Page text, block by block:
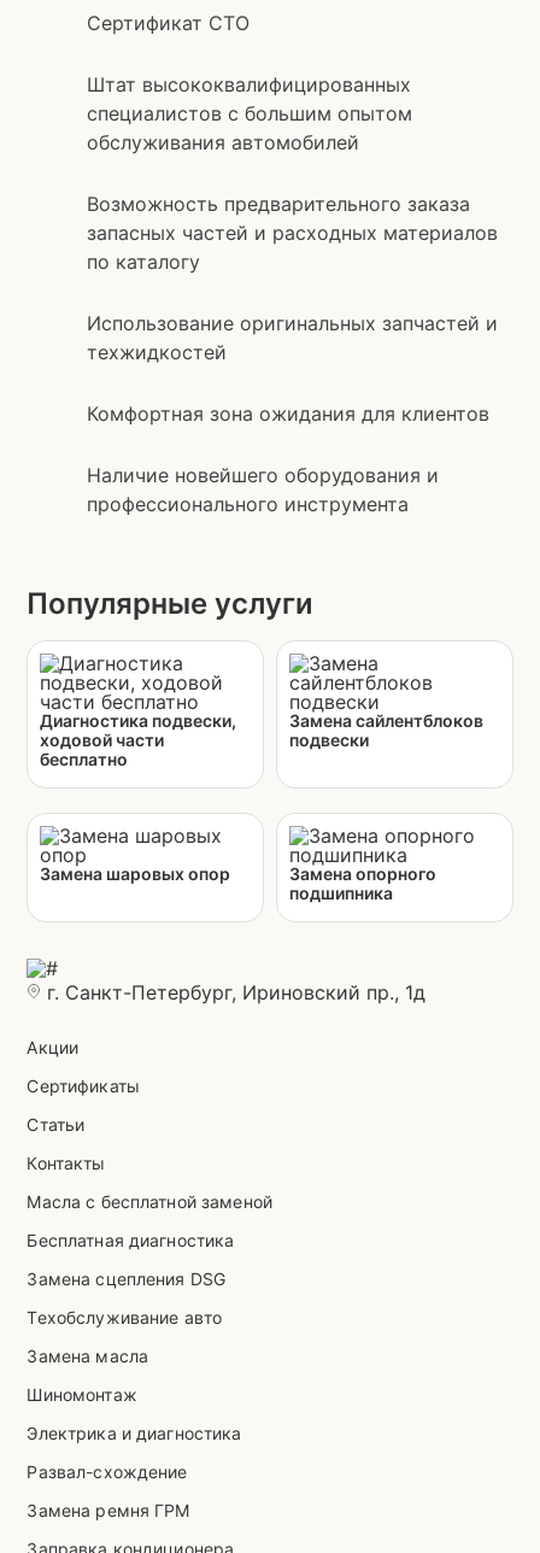
Сертификат СТО
Штат высококвалифицированных
специалистов с большим опытом
обслуживания автомобилей
Возможность предварительного заказа
запасных частей и расходных материалов
по каталогу
Использование оригинальных запчастей и
техжидкостей
Комфортная зона ожидания для клиентов
Наличие новейшего оборудования и
профессионального инструмента
Популярные услуги
Диагностика подвески,
ходовой части
бесплатно
Замена сайлентблоков
подвески
Замена шаровых опор
Замена опорного
подшипника
г. Санкт-Петербург, Ириновский пр., 1д
Акции
Сертификаты
Статьи
Контакты
Масла с бесплатной заменой
Бесплатная диагностика
Замена сцепления DSG
Техобслуживание авто
Замена масла
Шиномонтаж
Электрика и диагностика
Развал-схождение
Замена ремня ГРМ
Заправка кондиционера